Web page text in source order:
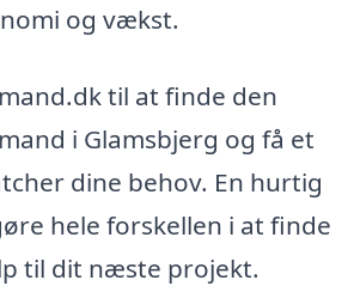
og vækst.
til at finde den
i Glamsbjerg og få et
dine behov. En hurtig
hele forskellen i at finde
til dit næste projekt.